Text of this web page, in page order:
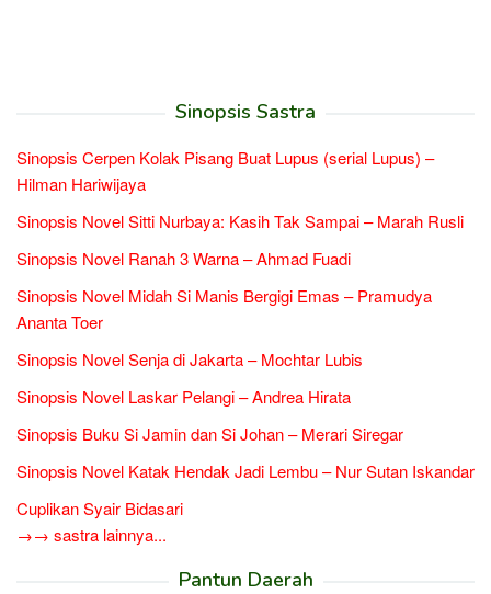
Sinopsis Sastra
Sinopsis Cerpen Kolak Pisang Buat Lupus (serial Lupus) –
Hilman Hariwijaya
Sinopsis Novel Sitti Nurbaya: Kasih Tak Sampai – Marah Rusli
Sinopsis Novel Ranah 3 Warna – Ahmad Fuadi
Sinopsis Novel Midah Si Manis Bergigi Emas – Pramudya
Ananta Toer
Sinopsis Novel Senja di Jakarta – Mochtar Lubis
Sinopsis Novel Laskar Pelangi – Andrea Hirata
Sinopsis Buku Si Jamin dan Si Johan – Merari Siregar
Sinopsis Novel Katak Hendak Jadi Lembu – Nur Sutan Iskandar
Cuplikan Syair Bidasari
→→ sastra lainnya...
Pantun Daerah